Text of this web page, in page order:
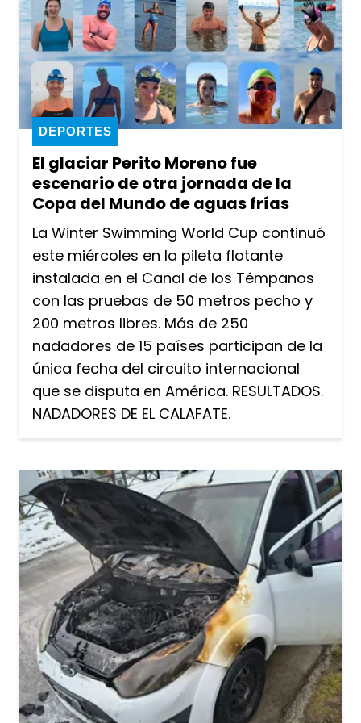
El glaciar Perito Moreno fue
escenario de otra jornada de la
Copa del Mundo de aguas frías
DEPORTES
La Winter Swimming World Cup continuó
este miércoles en la pileta flotante
instalada en el Canal de los Témpanos
con las pruebas de 50 metros pecho y
200 metros libres. Más de 250
nadadores de 15 países participan de la
única fecha del circuito internacional
que se disputa en América. RESULTADOS.
NADADORES DE EL CALAFATE.